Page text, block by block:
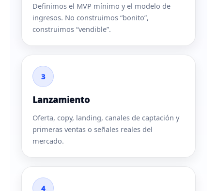
Definimos el MVP mínimo y el modelo de
ingresos. No construimos “bonito”,
construimos “vendible”.
3
Lanzamiento
Oferta, copy, landing, canales de captación y
primeras ventas o señales reales del
mercado.
4